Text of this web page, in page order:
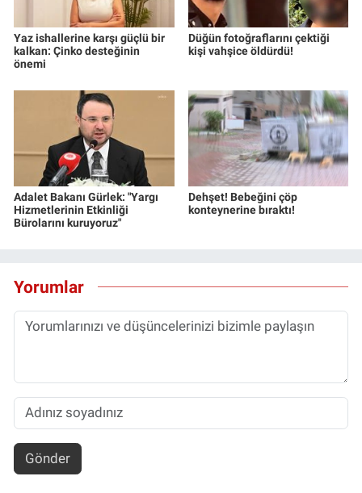
Yaz ishallerine karşı güçlü bir
kalkan: Çinko desteğinin
önemi
Düğün fotoğraflarını çektiği
kişi vahşice öldürdü!
Adalet Bakanı Gürlek: "Yargı
Hizmetlerinin Etkinliği
Bürolarını kuruyoruz"
Dehşet! Bebeğini çöp
konteynerine bıraktı!
Yorumlar
Gönder